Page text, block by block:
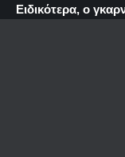
Ειδικότερα, ο